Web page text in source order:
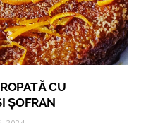
CU
ȘOFRAN